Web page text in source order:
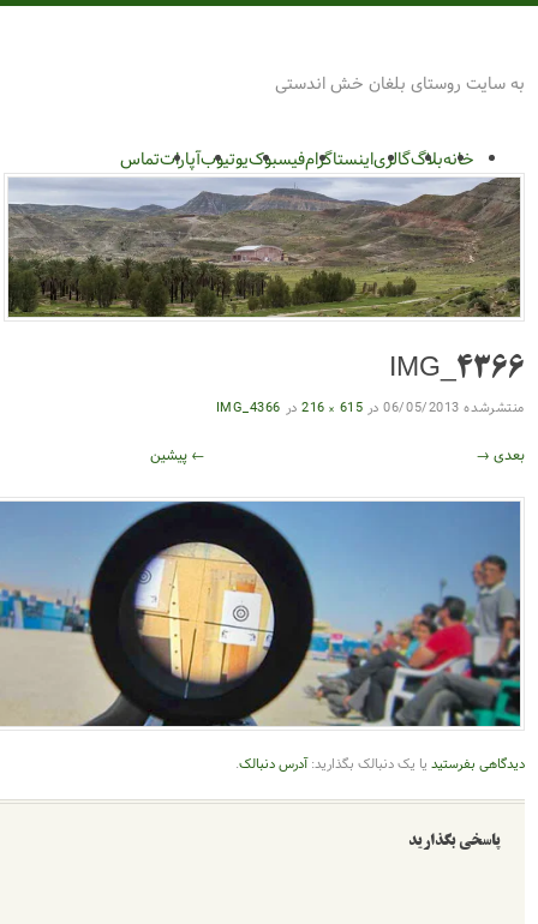
بلغان خش اندستی
اینستاگرامفیسبوکیوتیوبآپاراتتماس
06/در615 × 216 درIMG_4366
دنبالک بگذارید: آدرس دنبالک.